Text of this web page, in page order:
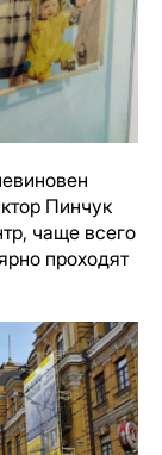
Пинчук
чаще всего
проходят